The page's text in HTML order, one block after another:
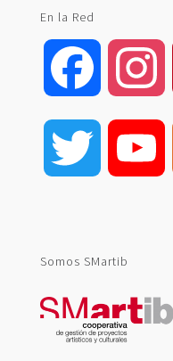
En la Red
Facebook
Twitter
Somos SMartib